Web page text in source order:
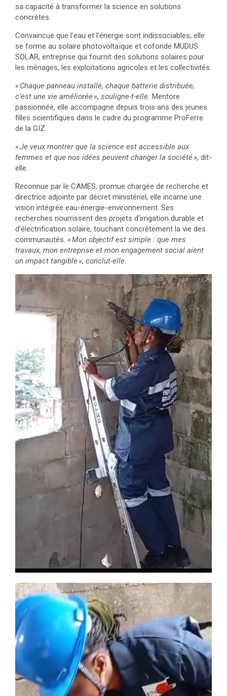
sa capacité à transformer la science en solutions
concrètes.
Convaincue que l’eau et l’énergie sont indissociables, elle
se forme au solaire photovoltaïque et cofonde MUDUS
SOLAR, entreprise qui fournit des solutions solaires pour
les ménages, les exploitations agricoles et les collectivités.
« Chaque panneau installé, chaque batterie distribuée,
c’est une vie améliorée », souligne-t-elle. Mentore
passionnée, elle accompagne depuis trois ans des jeunes
filles scientifiques dans le cadre du programme ProFerre
de la GIZ.
« Je veux montrer que la science est accessible aux
femmes et que nos idées peuvent changer la société », dit-
elle.
Reconnue par le CAMES, promue chargée de recherche et
directrice adjointe par décret ministériel, elle incarne une
vision intégrée eau-énergie-environnement. Ses
recherches nourrissent des projets d’irrigation durable et
d’électrification solaire, touchant concrètement la vie des
communautés. « Mon objectif est simple : que mes
travaux, mon entreprise et mon engagement social aient
un impact tangible », conclut-elle.